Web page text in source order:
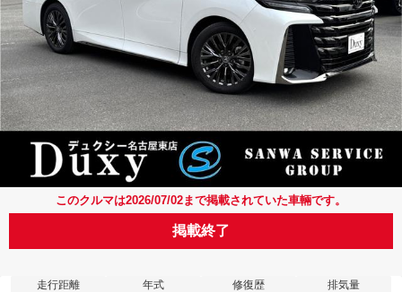
このクルマは2026/07/02まで掲載されていた車輛です。
掲載終了
走行距離 年式 修復歴 排気量